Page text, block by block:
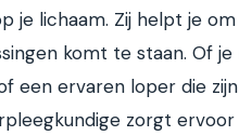
je lichaam. Zij helpt je
komt te staan. Of
een ervaren loper die
zorgt